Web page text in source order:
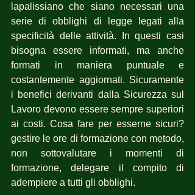
lapalissiano che siano necessari una
serie di obblighi di legge legati alla
specificità delle attività. In questi casi
bisogna essere informati, ma anche
formati in maniera puntuale e
costantemente aggiornati. Sicuramente
i benefici derivanti dalla Sicurezza sul
Lavoro devono essere sempre superiori
ai costi. Cosa fare per esserne sicuri?
gestire le ore di formazione con metodo,
non sottovalutare i momenti di
formazione, delegare il compito di
adempiere a tutti gli obblighi.